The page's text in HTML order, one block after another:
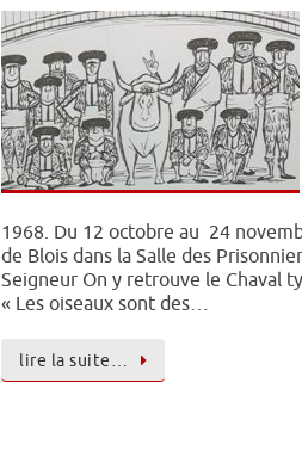
1968. Du 12 octobre au 24
de Blois dans la Salle des
Seigneur On y retrouve le Chaval
« Les oiseaux sont des…
lire la suite…